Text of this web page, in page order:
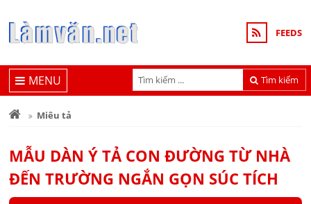
FEEDS
Tìm kiếm
MENU
Miêu tả
MẪU DÀN Ý TẢ CON ĐƯỜNG TỪ NHÀ
ĐẾN TRƯỜNG NGẮN GỌN SÚC TÍCH